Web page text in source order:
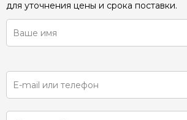
для уточнения цены и срока поставки.